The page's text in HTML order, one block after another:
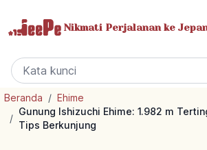
Nikmati Perjalanan ke
Beranda / Ehime
/
Gunung Ishizuchi Ehime: 1.982 m
Tips Berkunjung